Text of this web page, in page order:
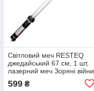
Світловий меч RESTEQ
джедайський 67 см, 1 шт,
лазерний меч Зоряні війни
599 ₴